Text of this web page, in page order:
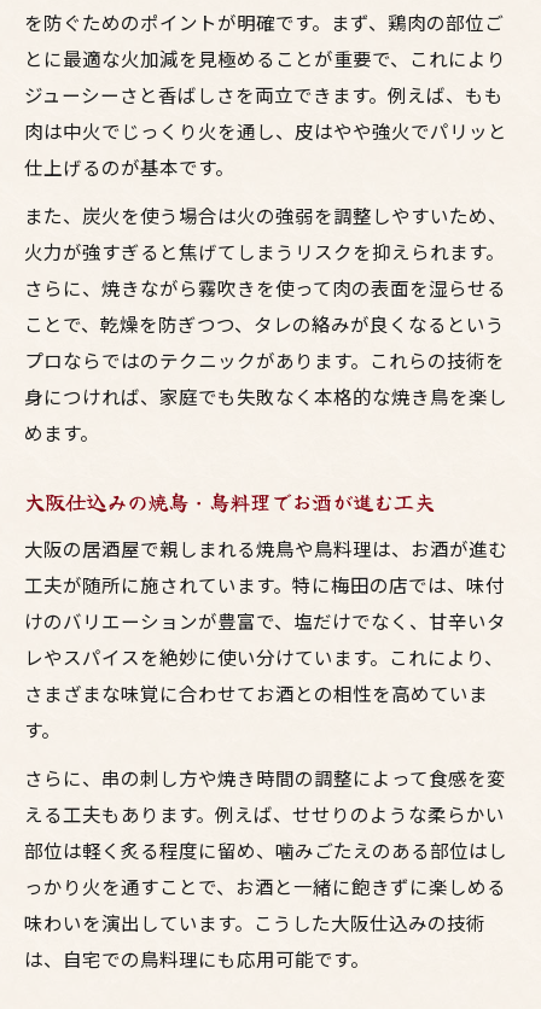
を防ぐためのポイントが明確です。まず、鶏肉の部位ご
とに最適な火加減を見極めることが重要で、これにより
ジューシーさと香ばしさを両立できます。例えば、もも
肉は中火でじっくり火を通し、皮はやや強火でパリッと
仕上げるのが基本です。
また、炭火を使う場合は火の強弱を調整しやすいため、
火力が強すぎると焦げてしまうリスクを抑えられます。
さらに、焼きながら霧吹きを使って肉の表面を湿らせる
ことで、乾燥を防ぎつつ、タレの絡みが良くなるという
プロならではのテクニックがあります。これらの技術を
身につければ、家庭でも失敗なく本格的な焼き鳥を楽し
めます。
大阪仕込みの焼鳥・鳥料理でお酒が進む工夫
大阪の居酒屋で親しまれる焼鳥や鳥料理は、お酒が進む
工夫が随所に施されています。特に梅田の店では、味付
けのバリエーションが豊富で、塩だけでなく、甘辛いタ
レやスパイスを絶妙に使い分けています。これにより、
さまざまな味覚に合わせてお酒との相性を高めていま
す。
さらに、串の刺し方や焼き時間の調整によって食感を変
える工夫もあります。例えば、せせりのような柔らかい
部位は軽く炙る程度に留め、噛みごたえのある部位はし
っかり火を通すことで、お酒と一緒に飽きずに楽しめる
味わいを演出しています。こうした大阪仕込みの技術
は、自宅での鳥料理にも応用可能です。